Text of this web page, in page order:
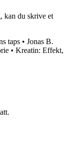
kan du skrive et
taps • Jonas B.
• Kreatin: Effekt,